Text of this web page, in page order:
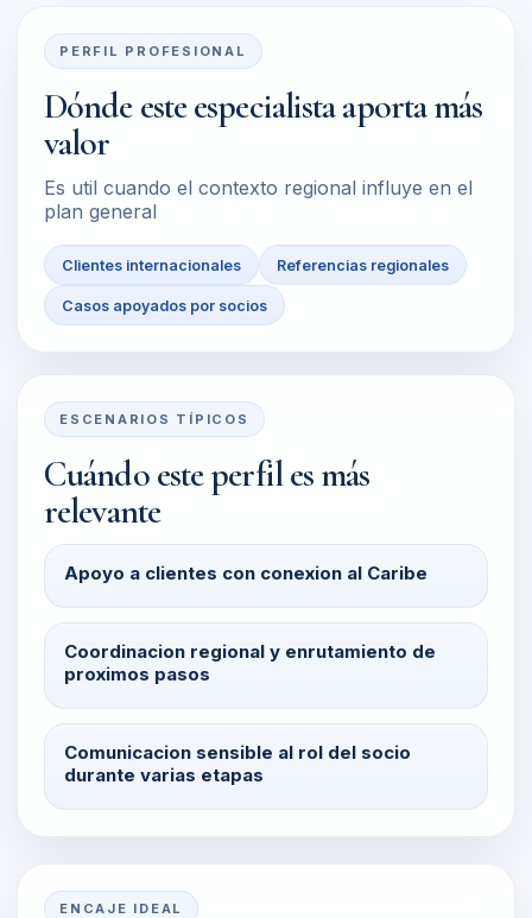
PERFIL PROFESIONAL
Dónde este especialista aporta más
valor
Es util cuando el contexto regional influye en el
plan general
Clientes internacionales Referencias regionales
Casos apoyados por socios
ESCENARIOS TÍPICOS
Cuándo este perfil es más
relevante
Apoyo a clientes con conexion al Caribe
Coordinacion regional y enrutamiento de
proximos pasos
Comunicacion sensible al rol del socio
durante varias etapas
ENCAJE IDEAL